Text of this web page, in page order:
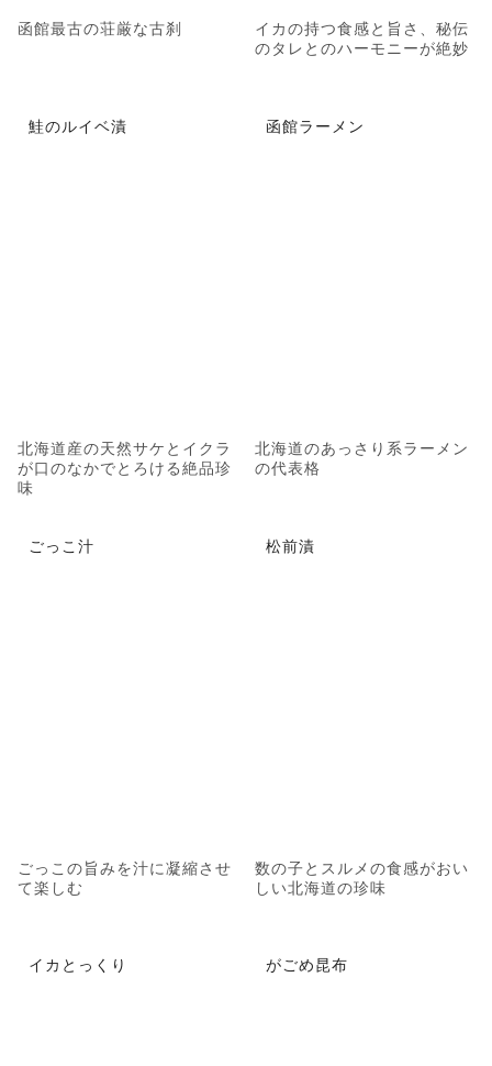
函館最古の荘厳な古刹
イカの持つ食感と旨さ、秘伝
のタレとのハーモニーが絶妙
鮭のルイベ漬
北海道産の天然サケとイクラ
が口のなかでとろける絶品珍
味
函館ラーメン
北海道のあっさり系ラーメン
の代表格
ごっこ汁
ごっこの旨みを汁に凝縮させ
て楽しむ
松前漬
数の子とスルメの食感がおい
しい北海道の珍味
イカとっくり がごめ昆布